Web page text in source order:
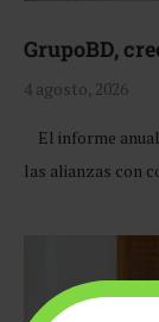
GrupoBD,
4 agosto, 2026
El informe
las alianzas con